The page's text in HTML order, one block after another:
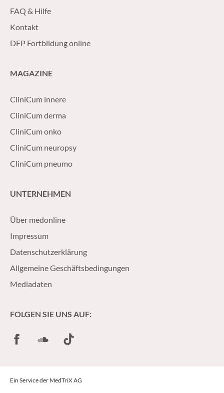
FAQ & Hilfe
Kontakt
DFP Fortbildung online
MAGAZINE
CliniCum innere
CliniCum derma
CliniCum onko
CliniCum neuropsy
CliniCum pneumo
UNTERNEHMEN
Über medonline
Impressum
Datenschutzerklärung
Allgemeine Geschäftsbedingungen
Mediadaten
FOLGEN SIE UNS AUF:
FacebookSoundCloud
TikTok
Ein Service der MedTriX AG